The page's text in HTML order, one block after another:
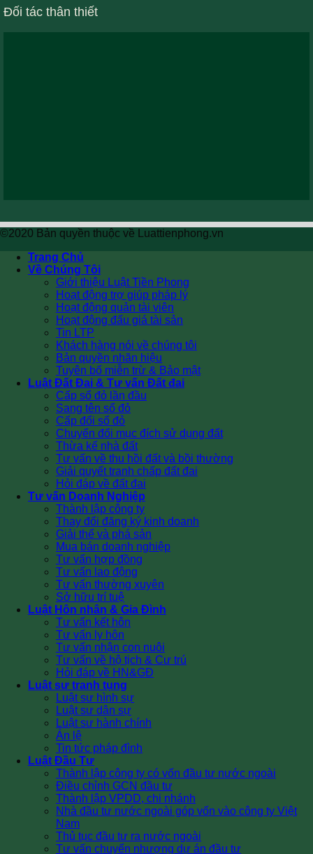
Đối tác thân thiết
©2020 Bản quyền thuộc về Luattienphong.vn
Trang Chủ
Về Chúng Tôi
Giới thiệu Luật Tiền Phong
Hoạt động trợ giúp pháp lý
Hoạt động quản tài viên
Hoạt động đấu giá tài sản
Tin LTP
Khách hàng nói về chúng tôi
Bản quyền nhãn hiệu
Tuyên bố miễn trừ & Bảo mật
Luật Đất Đai & Tư vấn Đất đai
Cấp sổ đỏ lần đầu
Sang tên sổ đỏ
Cấp đổi sổ đỏ
Chuyển đổi mục đích sử dụng đất
Thừa kế nhà đất
Tư vấn về thu hồi đất và bồi thường
Giải quyết tranh chấp đất đai
Hỏi đáp về đất đai
Tư vấn Doanh Nghiệp
Thành lập công ty
Thay đổi đăng ký kinh doanh
Giải thể và phá sản
Mua bán doanh nghiệp
Tư vấn hợp đồng
Tư vấn lao động
Tư vấn thường xuyên
Sở hữu trí tuệ
Luật Hôn nhân & Gia Đình
Tư vấn kết hôn
Tư vấn ly hôn
Tư vấn nhận con nuôi
Tư vấn về hộ tịch & Cư trú
Hỏi đáp về HN&GĐ
Luật sư tranh tụng
Luật sư hình sự
Luật sư dân sự
Luật sư hành chính
Án lệ
Tin tức pháp đình
Luật Đầu Tư
Thành lập công ty có vốn đầu tư nước ngoài
Điều chỉnh GCN đầu tư
Thành lập VPDD, chi nhánh
Nhà đầu tư nước ngoài góp vốn vào công ty Việt
Nam
Thủ tục đầu tư ra nước ngoài
Tư vấn chuyển nhượng dự án đầu tư